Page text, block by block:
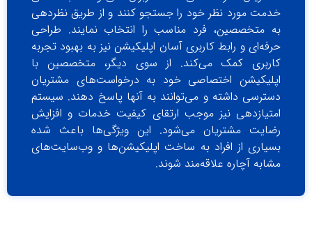
خدمت مورد نظر خود را جستجو کنند و از طریق نظردهی
به متخصصین، فرد مناسب را انتخاب نمایند. طراحی
حرفه‌ای و رابط کاربری آسان اپلیکیشن نیز به بهبود تجربه
کاربری کمک می‌کند. از سوی دیگر، متخصصین با
اپلیکیشن اختصاصی خود به درخواست‌های مشتریان
دسترسی داشته و می‌توانند به آنها پاسخ دهند. سیستم
امتیازدهی نیز موجب ارتقای کیفیت خدمات و افزایش
رضایت مشتریان می‌شود. این ویژگی‌ها باعث شده
بسیاری از افراد به ساخت اپلیکیشن‌ها و وب‌سایت‌های
مشابه آچاره علاقه‌مند شوند.